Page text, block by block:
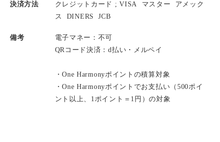
決済方法 クレジットカード ; VISA マスター
アメック
ス
DINERS JCB
備考
電子マネー：不可
QRコード決済：d払い・メルペイ
・One Harmonyポイントの積算対象
・One Harmonyポイントでお支払い（500ポイ
ント以上、1ポイント＝1円）の対象